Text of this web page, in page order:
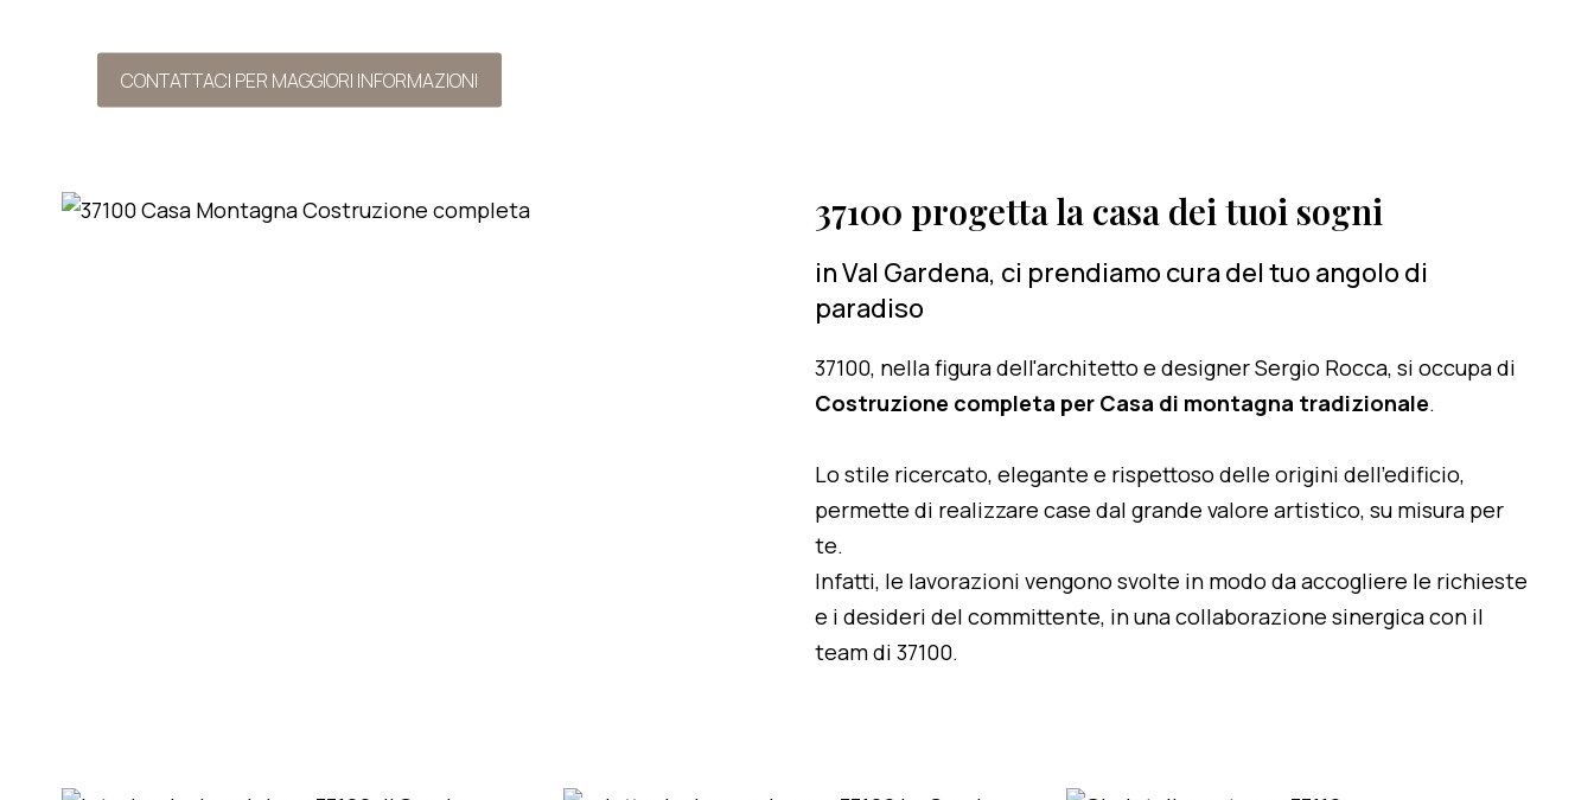
CONTATTACI PER MAGGIORI INFORMAZIONI
37100 progetta la casa dei tuoi sogni
in Val Gardena, ci prendiamo cura del tuo angolo di
paradiso
37100, nella figura dell'architetto e designer Sergio Rocca, si occupa di
Costruzione completa per Casa di montagna tradizionale.
Lo stile ricercato, elegante e rispettoso delle origini dell'edificio,
permette di realizzare case dal grande valore artistico, su misura per
te.
Infatti, le lavorazioni vengono svolte in modo da accogliere le richieste
e i desideri del committente, in una collaborazione sinergica con il
team di 37100.